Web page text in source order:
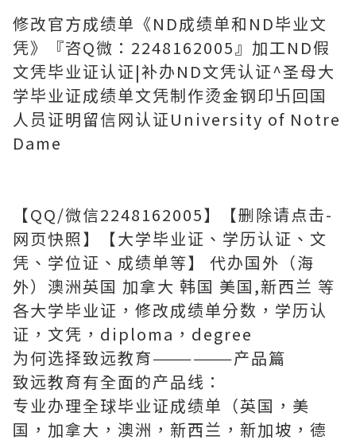
修改官方成绩单《ND成绩单和ND毕业文
凭》『咨Q微：2248162005』加工ND假
文凭毕业证认证|补办ND文凭认证^圣母大
学毕业证成绩单文凭制作烫金钢印卐回国
人员证明留信网认证University of Notre
Dame
【QQ/微信2248162005】【删除请点击-
网页快照】【大学毕业证、学历认证、文
凭、学位证、成绩单等】 代办国外（海
外）澳洲英国 加拿大 韩国 美国,新西兰 等
各大学毕业证，修改成绩单分数，学历认
证，文凭，diploma，degree
为何选择致远教育——————产品篇
致远教育有全面的产品线：
专业办理全球毕业证成绩单（英国，美
国，加拿大，澳洲，新西兰，新加坡，德